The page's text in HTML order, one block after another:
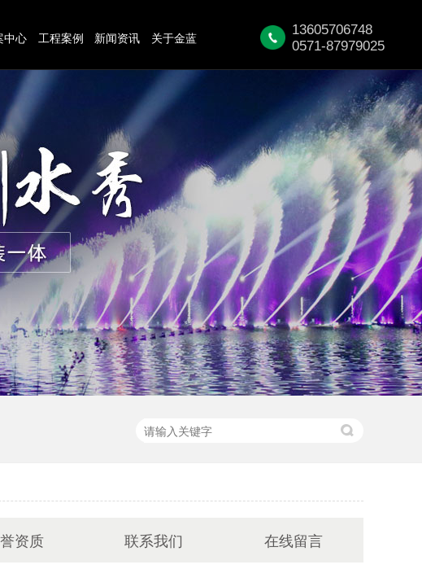
中心 工程案例 新闻资讯 关于金蓝
13605706748
0571-87979025
资质 联系我们 在线留言